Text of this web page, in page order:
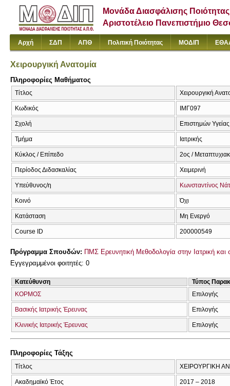
Μονάδα Διασφάλισης Ποιότητας
Αριστοτέλειο Πανεπιστήμιο
Αρχή ΣΔΠ ΑΠΘ Πολιτική Ποιότητας ΜΟΔΙΠ
Χειρουργική Ανατομία
Πληροφορίες Μαθήματος
Τίτλος Χειρουργική
Κωδικός ΙΜΓ097
Σχολή Επιστημών Υγείας
Τμήμα Ιατρικής
Κύκλος / Επίπεδο 2ος /
Περίοδος Διδασκαλίας Χειμερινή
Υπεύθυνος/η Κωνσταντίνος
Κοινό Όχι
Κατάσταση Μη Ενεργό
Course ID 200000549
Πρόγραμμα Σπουδών: ΠΜΣ Ερευνητική Μεθοδολογία στην Ιατρική και
Εγγεγραμμένοι φοιτητές: 0
Κατεύθυνση
Τύπος
ΚΟΡΜΟΣ
Επιλογής
Βασικής Ιατρικής Έρευνας Επιλογής
Κλινικής Ιατρικής Έρευνας Επιλογής
Πληροφορίες Τάξης
Τίτλος ΧΕΙΡΟΥΡΓΙΚΗ
Ακαδημαϊκό Έτος 2017 – 2018